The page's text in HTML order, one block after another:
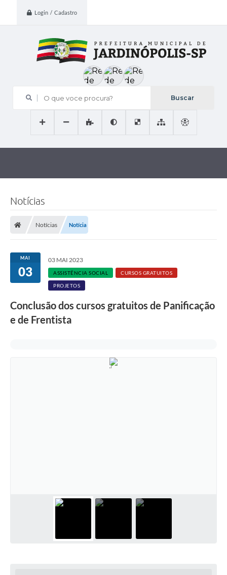
Login / Cadastro
O que voce procura?
Notícias
Notícias Notícia
MAI
03
03 MAI 2023
ASSISTÊNCIA SOCIAL CURSOS GRATUITOS
PROJETOS
Conclusão dos cursos gratuitos de Panificação
e de Frentista